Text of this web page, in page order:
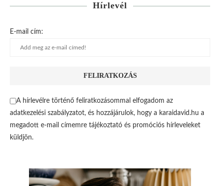
Hírlevél
E-mail cím:
A hírlevélre történő feliratkozásommal elfogadom az
adatkezelési szabályzatot, és hozzájárulok, hogy a karaidavid.hu a
megadott e-mail címemre tájékoztató és promóciós hírleveleket
küldjön.